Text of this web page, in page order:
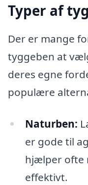
Typer af
Der er mange
tyggeben at
deres egne
populære
Naturben:
er gode til
hjælper ofte
effektivt.